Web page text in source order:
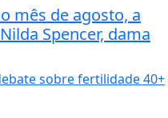
mês de agosto, a
Spencer, dama